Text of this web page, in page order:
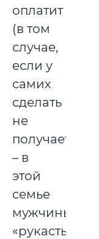
оплатит
(в том
случае,
если у
самих
сделать
не
получается
– в
этой
семье
мужчины
«рукастые»).